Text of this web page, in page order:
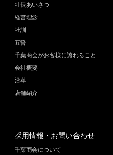
社長あいさつ
経営理念
社訓
五誓
千葉商会がお客様に誇れること
会社概要
沿革
店舗紹介
採用情報・お問い合わせ
千葉商会について